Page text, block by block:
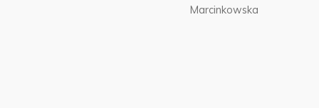
Marcinkowska